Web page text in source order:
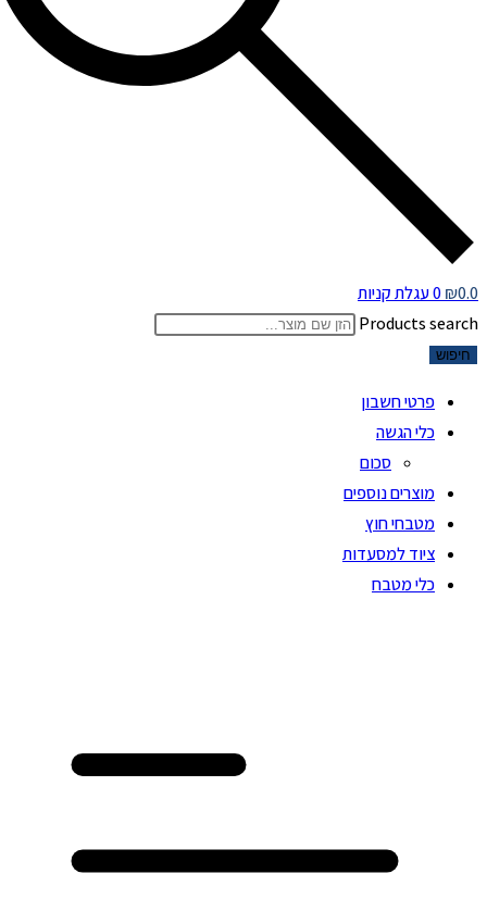
₪0.0
0 עגלת קניות
Products search
חיפוש
פרטי חשבון
כלי הגשה
סכום
מוצרים נוספים
מטבחי חוץ
ציוד למסעדות
כלי מטבח